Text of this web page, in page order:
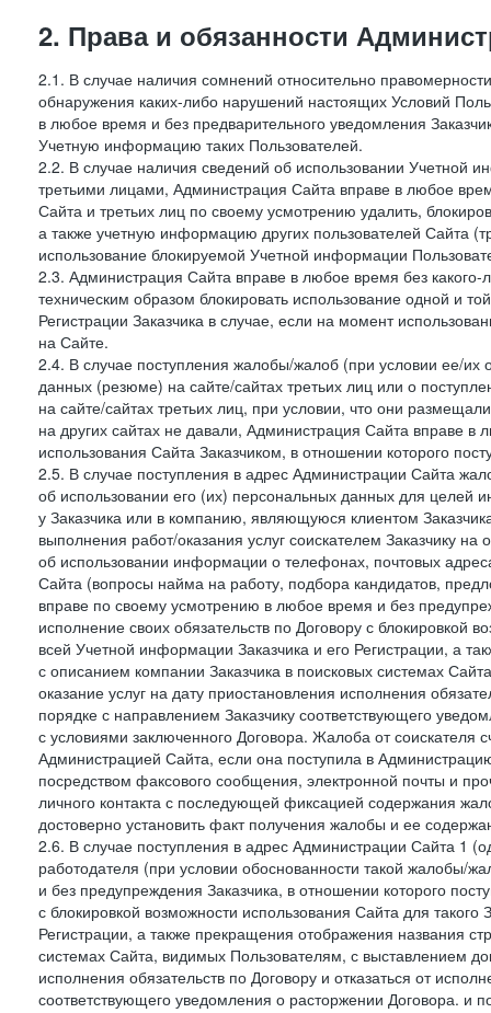
2. Права и обязанности
2.1. В случае наличия сомнений относительно
обнаружения каких-либо нарушений настоящих Условий
в любое время и без предварительного уведомления
Учетную информацию таких Пользователей.
2.2. В случае наличия сведений об использовании Учетной
третьими лицами, Администрация Сайта вправе в любое
Сайта и третьих лиц по своему усмотрению удалить,
а также учетную информацию других пользователей Сайта
использование блокируемой Учетной информации
2.3. Администрация Сайта вправе в любое время без
техническим образом блокировать использование одной и
Регистрации Заказчика в случае, если на момент
на Сайте.
2.4. В случае поступления жалобы/жалоб (при условии ее/их
данных (резюме) на сайте/сайтах третьих лиц или о
на сайте/сайтах третьих лиц, при условии, что они
на других сайтах не давали, Администрация Сайта вправе в
использования Сайта Заказчиком, в отношении которого
2.5. В случае поступления в адрес Администрации Сайта
об использовании его (их) персональных данных для целей
у Заказчика или в компанию, являющуюся клиентом
выполнения работ/оказания услуг соискателем Заказчику
об использовании информации о телефонах, почтовых
Сайта (вопросы найма на работу, подбора кандидатов,
вправе по своему усмотрению в любое время и без
исполнение своих обязательств по Договору с блокировкой
всей Учетной информации Заказчика и его Регистрации, а
с описанием компании Заказчика в поисковых системах
оказание услуг на дату приостановления исполнения
порядке с направлением Заказчику соответствующего
с условиями заключенного Договора. Жалоба от
Администрацией Сайта, если она поступила в
посредством факсового сообщения, электронной почты и
личного контакта с последующей фиксацией содержания
достоверно установить факт получения жалобы и ее
2.6. В случае поступления в адрес Администрации Сайта 1
работодателя (при условии обоснованности такой
и без предупреждения Заказчика, в отношении которого
с блокировкой возможности использования Сайта для
Регистрации, а также прекращения отображения названия
системах Сайта, видимых Пользователям, с выставлением
исполнения обязательств по Договору и отказаться от
соответствующего уведомления о расторжении Договора. и